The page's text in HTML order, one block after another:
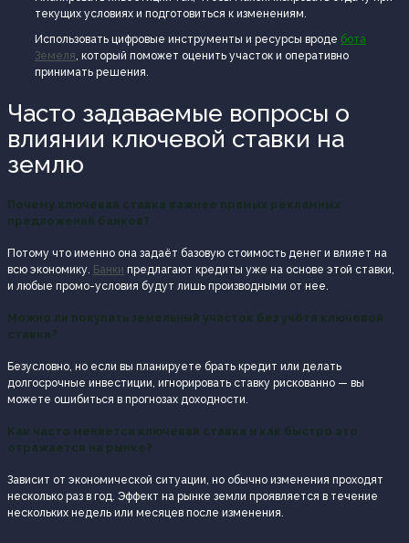
текущих условиях и подготовиться к изменениям.
Использовать цифровые инструменты и ресурсы вроде бота
Земеля, который поможет оценить участок и оперативно
принимать решения.
Часто задаваемые вопросы о
влиянии ключевой ставки на
землю
Почему ключевая ставка важнее прямых рекламных
предложений банков?
Потому что именно она задаёт базовую стоимость денег и влияет на
всю экономику. Банки предлагают кредиты уже на основе этой ставки,
и любые промо-условия будут лишь производными от нее.
Можно ли покупать земельный участок без учёта ключевой
ставки?
Безусловно, но если вы планируете брать кредит или делать
долгосрочные инвестиции, игнорировать ставку рискованно — вы
можете ошибиться в прогнозах доходности.
Как часто меняется ключевая ставка и как быстро это
отражается на рынке?
Зависит от экономической ситуации, но обычно изменения проходят
несколько раз в год. Эффект на рынке земли проявляется в течение
нескольких недель или месяцев после изменения.